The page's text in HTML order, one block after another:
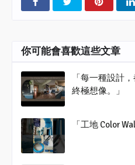
你可能會喜歡這些文章
「每一種設計
終極想像。」
「工地 Color